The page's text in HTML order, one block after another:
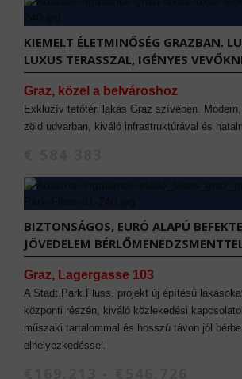
KIEMELT ÉLETMINŐSÉG GRAZBAN.
LUXUS TERASSZAL, IGÉNYES
Graz, közel a belvároshoz
Exkluzív tetőtéri lakás Graz szívében.
zöld udvarban, kiváló infrastruktúrával és
BIZTONSÁGOS, EURÓ ALAPÚ
JÖVEDELEM
Graz, Lagergasse 103
A Stadt.Park.Fluss. projekt új építésű
központi részén, kiváló közlekedési
műszaki tartalommal és hosszú távon jól
elhelyezkedéssel.